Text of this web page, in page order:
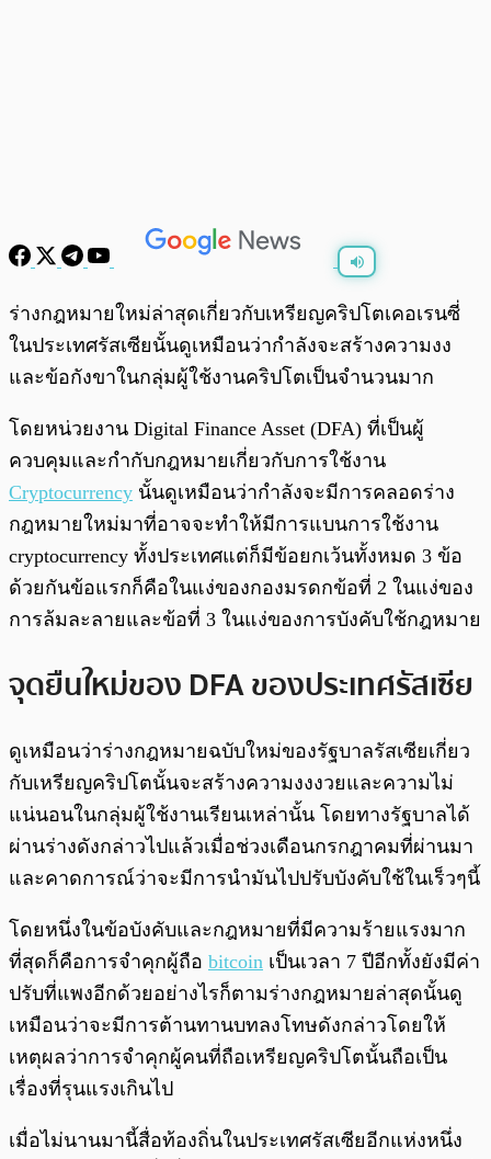
0:00
ร่างกฎหมายใหม่ล่าสุดเกี่ยวกับเหรียญคริปโตเคอเรนซี่
ในประเทศรัสเซียนั้นดูเหมือนว่ากำลังจะสร้างความงง
และข้อกังขาในกลุ่มผู้ใช้งานคริปโตเป็นจำนวนมาก
โดยหน่วยงาน Digital Finance Asset (DFA) ที่เป็นผู้
ควบคุมและกำกับกฎหมายเกี่ยวกับการใช้งาน
Cryptocurrency นั้นดูเหมือนว่ากำลังจะมีการคลอดร่าง
กฎหมายใหม่มาที่อาจจะทำให้มีการแบนการใช้งาน
cryptocurrency ทั้งประเทศแต่ก็มีข้อยกเว้นทั้งหมด 3 ข้อ
ด้วยกันข้อแรกก็คือในแง่ของกองมรดกข้อที่ 2 ในแง่ของ
การล้มละลายและข้อที่ 3 ในแง่ของการบังคับใช้กฎหมาย
จุดยืนใหม่ของ DFA ของประเทศรัสเซีย
ดูเหมือนว่าร่างกฎหมายฉบับใหม่ของรัฐบาลรัสเซียเกี่ยว
กับเหรียญคริปโตนั้นจะสร้างความงงงวยและความไม่
แน่นอนในกลุ่มผู้ใช้งานเรียนเหล่านั้น โดยทางรัฐบาลได้
ผ่านร่างดังกล่าวไปแล้วเมื่อช่วงเดือนกรกฎาคมที่ผ่านมา
และคาดการณ์ว่าจะมีการนำมันไปปรับบังคับใช้ในเร็วๆนี้
โดยหนึ่งในข้อบังคับและกฎหมายที่มีความร้ายแรงมาก
ที่สุดก็คือการจำคุกผู้ถือ bitcoin เป็นเวลา 7 ปีอีกทั้งยังมีค่า
ปรับที่แพงอีกด้วยอย่างไรก็ตามร่างกฎหมายล่าสุดนั้นดู
เหมือนว่าจะมีการต้านทานบทลงโทษดังกล่าวโดยให้
เหตุผลว่าการจำคุกผู้คนที่ถือเหรียญคริปโตนั้นถือเป็น
เรื่องที่รุนแรงเกินไป
เมื่อไม่นานมานี้สื่อท้องถิ่นในประเทศรัสเซียอีกแห่งหนึ่ง